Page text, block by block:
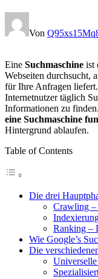
Von
Eine Suchmaschine ist
Webseiten durchsucht,
für Ihre Anfragen
Internetnutzer täglich
Informationen zu
eine Suchmaschine
Hintergrund ablaufen.
Table of Contents
Die drei
Crawling –
Ranking –
Wie Google’s
Die
Universelle